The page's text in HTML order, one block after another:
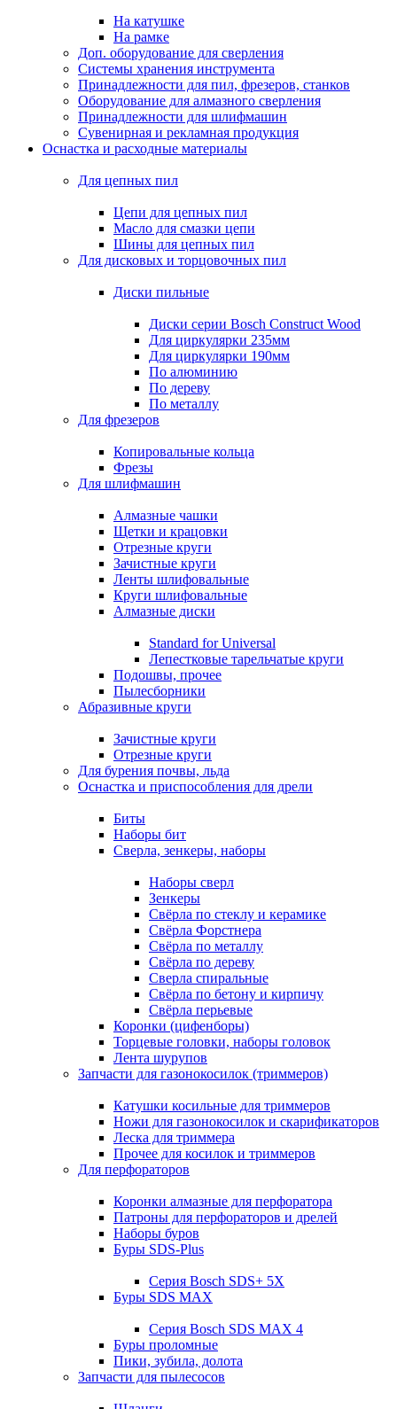
На катушке
На рамке
Доп. оборудование для сверления
Системы хранения инструмента
Принадлежности для пил, фрезеров, станков
Оборудование для алмазного сверления
Принадлежности для шлифмашин
Сувенирная и рекламная продукция
Оснастка и расходные материалы
Для цепных пил
Цепи для цепных пил
Масло для смазки цепи
Шины для цепных пил
Для дисковых и торцовочных пил
Диски пильные
Диски серии Bosch Construct Wood
Для циркулярки 235мм
Для циркулярки 190мм
По алюминию
По дереву
По металлу
Для фрезеров
Копировальные кольца
Фрезы
Для шлифмашин
Алмазные чашки
Щетки и крацовки
Отрезные круги
Зачистные круги
Ленты шлифовальные
Круги шлифовальные
Алмазные диски
Standard for Universal
Лепестковые тарельчатые круги
Подошвы, прочее
Пылесборники
Абразивные круги
Зачистные круги
Отрезные круги
Для бурения почвы, льда
Оснастка и приспособления для дрели
Биты
Наборы бит
Сверла, зенкеры, наборы
Наборы сверл
Зенкеры
Свёрла по стеклу и керамике
Свёрла Форстнера
Свёрла по металлу
Свёрла по дереву
Сверла спиральные
Свёрла по бетону и кирпичу
Свёрла перьевые
Коронки (цифенборы)
Торцевые головки, наборы головок
Лента шурупов
Запчасти для газонокосилок (триммеров)
Катушки косильные для триммеров
Ножи для газонокосилок и скарификаторов
Леска для триммера
Прочее для косилок и триммеров
Для перфораторов
Коронки алмазные для перфоратора
Патроны для перфораторов и дрелей
Наборы буров
Буры SDS-Plus
Серия Bosch SDS+ 5X
Буры SDS MAX
Серия Bosch SDS MAX 4
Буры проломные
Пики, зубила, долота
Запчасти для пылесосов